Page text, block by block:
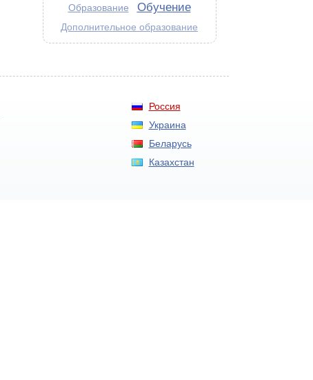
Образование Обучение
Дополнительное образование
Россия
Украина
Беларусь
Казахстан